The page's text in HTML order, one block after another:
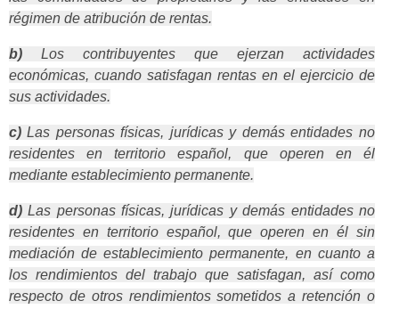
régimen de atribución de rentas.
b) Los contribuyentes que ejerzan actividades
económicas, cuando satisfagan rentas en el ejercicio de
sus actividades.
c) Las personas físicas, jurídicas y demás entidades no
residentes en territorio español, que operen en él
mediante establecimiento permanente.
d) Las personas físicas, jurídicas y demás entidades no
residentes en territorio español, que operen en él sin
mediación de establecimiento permanente, en cuanto a
los rendimientos del trabajo que satisfagan, así como
respecto de otros rendimientos sometidos a retención o